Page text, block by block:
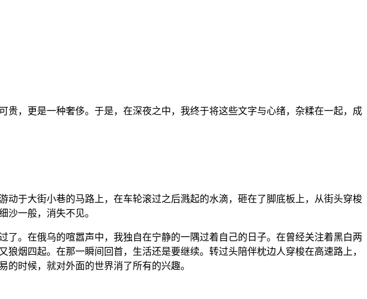
，更是一种奢侈。于是，在深夜之中，我终于将这些文字与心绪，杂糅在一起，成
于大街小巷的马路上，在车轮滚过之后溅起的水滴，砸在了脚底板上，从街头穿梭
沙一般，消失不见。
。在俄乌的喧嚣声中，我独自在宁静的一隅过着自己的日子。在曾经关注着黑白两
烟四起。在那一瞬间回首，生活还是要继续。转过头陪伴枕边人穿梭在高速路上，
时候，就对外面的世界消了所有的兴趣。